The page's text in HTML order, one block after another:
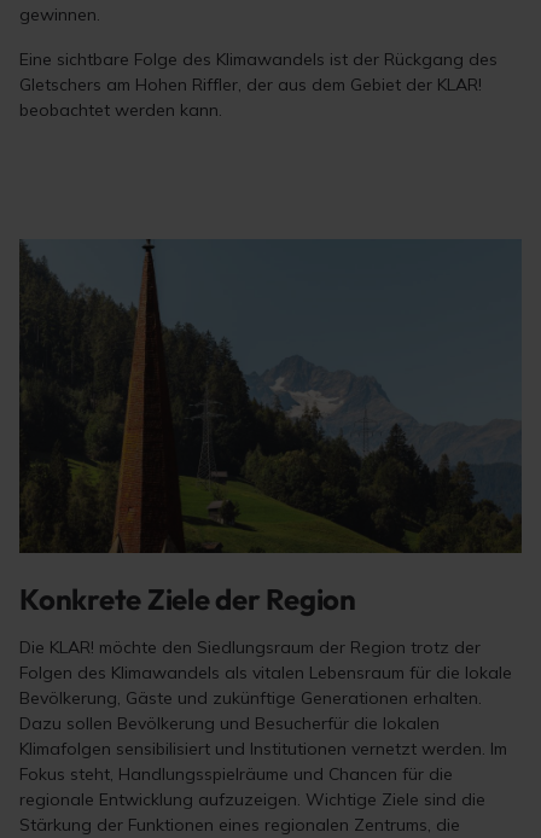
gewinnen.
Eine sichtbare Folge des Klimawandels ist der Rückgang des
Gletschers am Hohen Riffler, der aus dem Gebiet der KLAR!
beobachtet werden kann.
Konkrete Ziele der Region
Die KLAR! möchte den Siedlungsraum der Region trotz der
Folgen des Klimawandels als vitalen Lebensraum für die lokale
Bevölkerung, Gäste und zukünftige Generationen erhalten.
Dazu sollen Bevölkerung und Besucherfür die lokalen
Klimafolgen sensibilisiert und Institutionen vernetzt werden. Im
Fokus steht, Handlungsspielräume und Chancen für die
regionale Entwicklung aufzuzeigen. Wichtige Ziele sind die
Stärkung der Funktionen eines regionalen Zentrums, die